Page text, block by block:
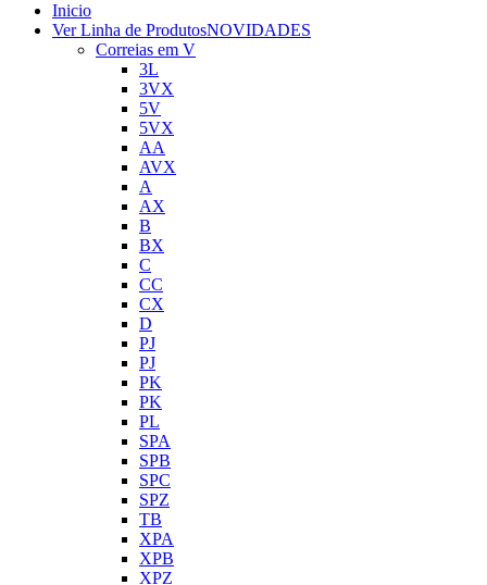
Inicio
Ver Linha de ProdutosNOVIDADES
Correias em V
3L
3VX
5V
5VX
AA
AVX
A
AX
B
BX
C
CC
CX
D
PJ
PJ
PK
PK
PL
SPA
SPB
SPC
SPZ
TB
XPA
XPB
XPZ